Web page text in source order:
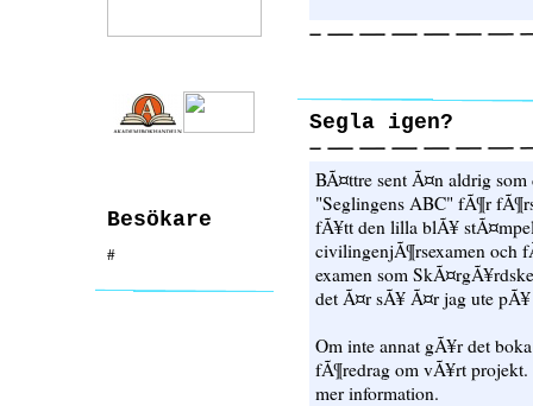
Besökare
#
Segla igen?
BÃ¤ttre sent Ã¤n aldrig
"Seglingens ABC" fÃ¶r
fÃ¥tt den lilla blÃ¥
civilingenjÃ¶rsexamen och
examen som
det Ã¤r sÃ¥ Ã¤r jag ute
Om inte annat gÃ¥r det
fÃ¶redrag om vÃ¥rt
mer information.